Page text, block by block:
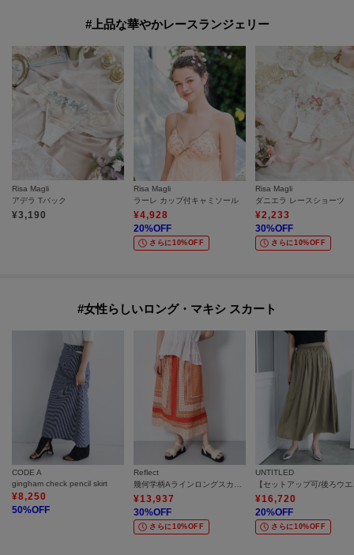
#上品な華やかレースランジェリー
Risa Magli
アデラ Tバック
¥3,190
Risa Magli
ラーレ カップ付キャミソール
¥4,928
20%OFF
さらに10%OFF
Risa Magli
ダニエラ レースショーツ
¥2,233
30%OFF
さらに10%OFF
#女性らしいロング・マキシ スカート
CODE A
gingham check pencil skirt
¥8,250
50%OFF
Reflect
幾何学柄Aラインロングスカート
¥13,937
30%OFF
さらに10%OFF
UNTITLED
【セッ
¥16,720
20%OFF
さらに10%OFF